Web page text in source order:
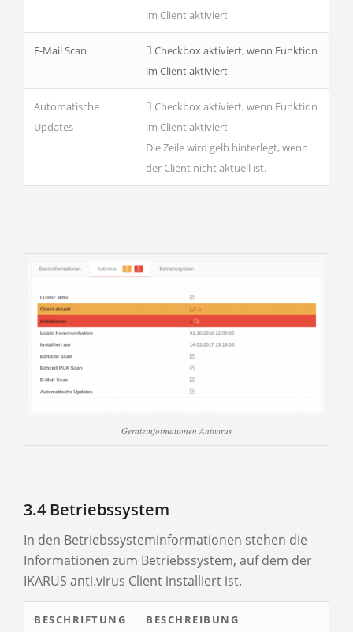
im Client aktiviert
E-Mail Scan
Checkbox aktiviert, wenn Funktion
im Client aktiviert
Automatische
Updates
Checkbox aktiviert, wenn Funktion
im Client aktiviert
Die Zeile wird gelb hinterlegt, wenn
der Client nicht aktuell ist.
Geräteinformationen Antivirus
3.4 Betriebssystem
In den Betriebssysteminformationen stehen die
Informationen zum Betriebssystem, auf dem der
IKARUS anti.virus Client installiert ist.
BESCHRIFTUNG BESCHREIBUNG